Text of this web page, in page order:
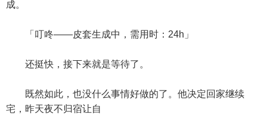
成。
「叮咚——皮套生成中，需用时：24h」
还挺快，接下来就是等待了。
既然如此，也没什么事情好做的了。他决定回家继续
宅，昨天夜不归宿让自